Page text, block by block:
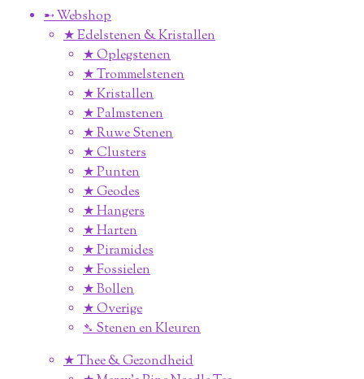
➸ Webshop
★ Edelstenen & Kristallen
★ Oplegstenen
★ Trommelstenen
★ Kristallen
★ Palmstenen
★ Ruwe Stenen
★ Clusters
★ Punten
★ Geodes
★ Hangers
★ Harten
★ Piramides
★ Fossielen
★ Bollen
★ Overige
➴ Stenen en Kleuren
★ Thee & Gezondheid